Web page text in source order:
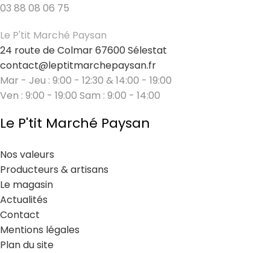
03 88 08 06 75
Le P'tit Marché Paysan
24 route de Colmar 67600 Sélestat
contact@leptitmarchepaysan.fr
Mar - Jeu : 9:00 - 12:30 & 14:00 - 19:00
Ven : 9:00 - 19:00 Sam : 9:00 - 14:00
Le P'tit Marché Paysan
Nos valeurs
Producteurs & artisans
Le magasin
Actualités
Contact
Mentions légales
Plan du site